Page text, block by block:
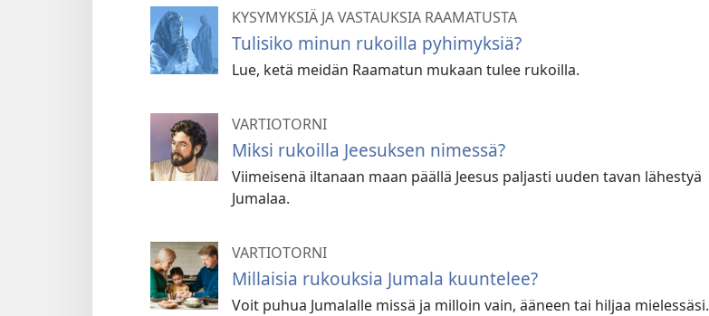
KYSYMYKSIÄ JA VASTAUKSIA RAAMATUSTA
Tulisiko minun rukoilla pyhimyksiä?
Lue, ketä meidän Raamatun mukaan tulee rukoilla.
VARTIOTORNI
Miksi rukoilla Jeesuksen nimessä?
Viimeisenä iltanaan maan päällä Jeesus paljasti uuden tavan lähestyä
Jumalaa.
VARTIOTORNI
Millaisia rukouksia Jumala kuuntelee?
Voit puhua Jumalalle missä ja milloin vain, ääneen tai hiljaa mielessäsi.